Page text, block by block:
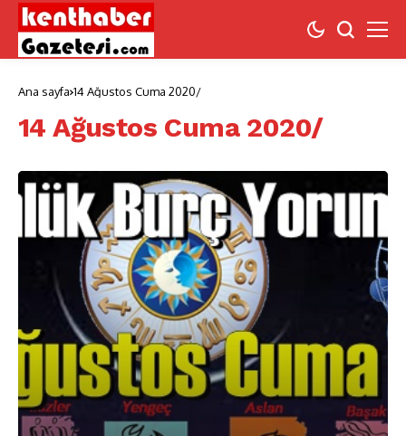
Ana sayfa 14 Ağustos Cuma 2020/
14 Ağustos Cuma 2020/